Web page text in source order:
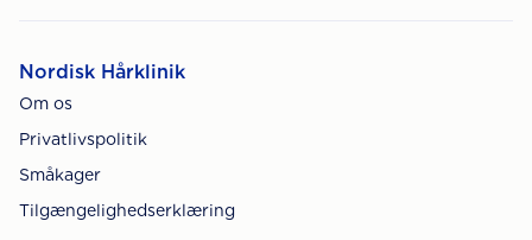
Nordisk Hårklinik
Om os
Privatlivspolitik
Småkager
Tilgængelighedserklæring